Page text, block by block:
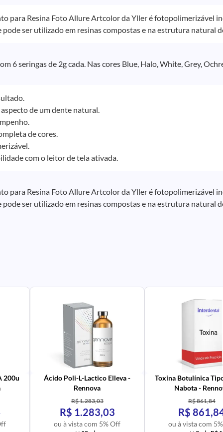
para Resina Foto Allure Artcolor da Yller é fotopolimerizável
pode ser utilizado em resinas compostas e na estrutura natural
6 seringas de 2g cada. Nas cores Blue, Halo, White, Grey,
de um dente natural.
de cores.
com o leitor de tela ativada.
para Resina Foto Allure Artcolor da Yller é fotopolimerizável
pode ser utilizado em resinas compostas e na estrutura natural
200u
NA PR
Ácido Poli-L-Lactico Elleva -
Rennova
R$ 1.283,03
R$ 1.283,03
ou à vista com 5% Off
IM UR NA
Toxina Botulínica
Nabota -
R$ 861,84
R$
ou à vista com